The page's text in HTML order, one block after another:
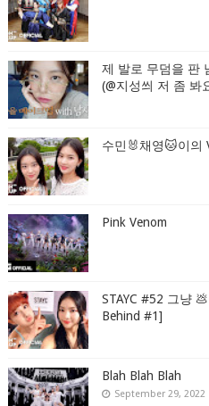
제 발로 무덤을 판
(@지성씌 저 좀 봐
수민🐰채영🐱이의
Pink Venom
STAYC #52 그냥
Behind #1]
Blah Blah Blah
September 29, 2022